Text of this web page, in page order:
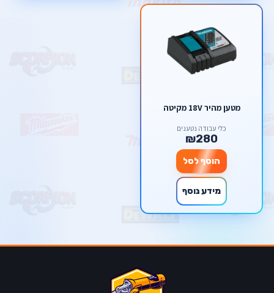
מטען מהיר 18V מקיטה
כלי עבודה נטענים
₪280
הוסף לסל
מידע נוסף